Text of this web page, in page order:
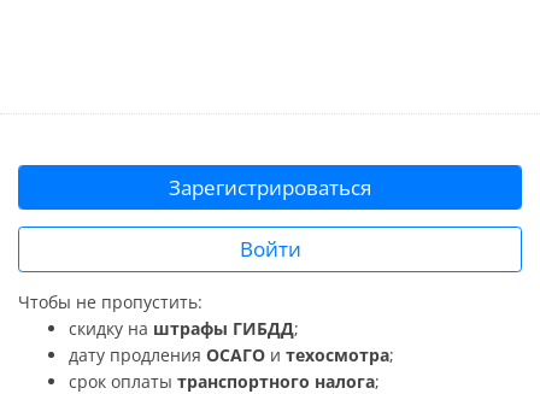
Зарегистрироваться
Войти
Чтобы не пропустить:
скидку на штрафы ГИБДД;
дату продления ОСАГО и техосмотра;
срок оплаты транспортного налога;